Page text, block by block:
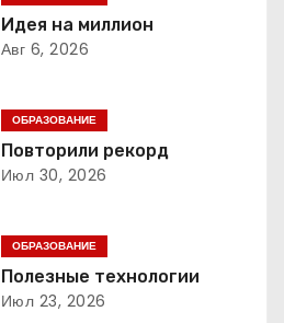
Идея на миллион
Авг 6, 2026
ОБРАЗОВАНИЕ
Повторили рекорд
Июл 30, 2026
ОБРАЗОВАНИЕ
Полезные технологии
Июл 23, 2026